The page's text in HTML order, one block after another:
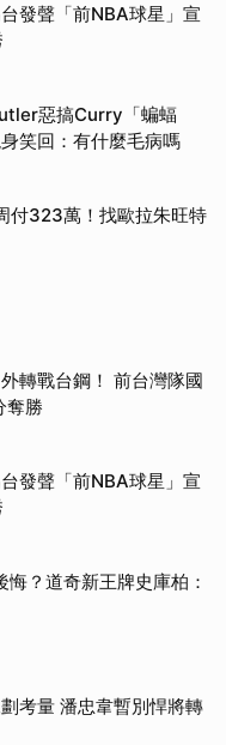
發聲「前NBA球星」宣
惡搞Curry「蝙蝠
笑回：有什麼毛病嗎
付323萬！找歐拉朱旺特
轉戰台鋼！ 前台灣隊國
奪勝
發聲「前NBA球星」宣
？道奇新王牌史庫柏：
考量 潘忠韋暫別悍將轉